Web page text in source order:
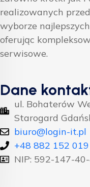
realizowanych
wyborze
oferując
serwisowe.
Dane
ul. Bohaterów
Starogard
biuro@login-it.pl
+48 882 152 019
NIP: 592-147-